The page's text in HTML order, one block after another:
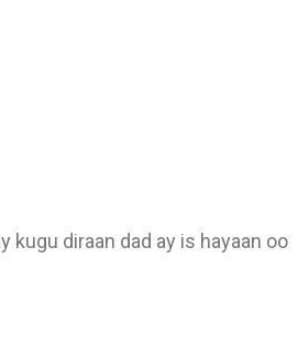
kugu diraan dad ay is hayaan oo